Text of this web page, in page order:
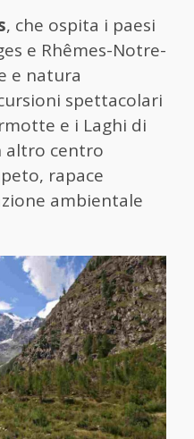
, che ospita i paesi
e Rhêmes-Notre-
e natura
spettacolari
e i Laghi di
altro centro
rapace
ambientale